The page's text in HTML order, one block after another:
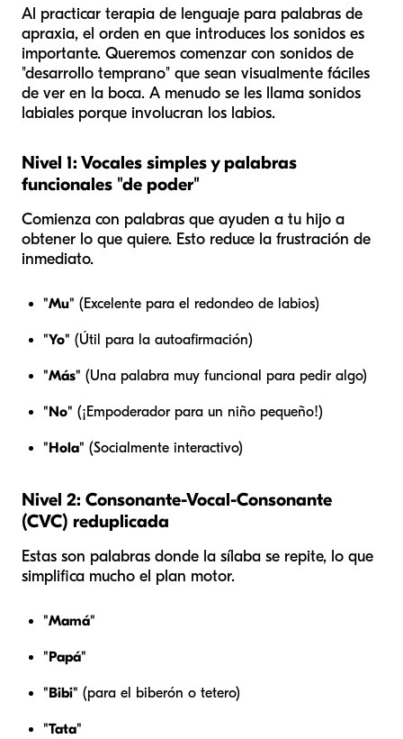
Al practicar terapia de lenguaje para palabras de
apraxia, el orden en que introduces los sonidos es
importante. Queremos comenzar con sonidos de
"desarrollo temprano" que sean visualmente fáciles
de ver en la boca. A menudo se les llama sonidos
labiales porque involucran los labios.
Nivel 1: Vocales simples y palabras
funcionales "de poder"
Comienza con palabras que ayuden a tu hijo a
obtener lo que quiere. Esto reduce la frustración de
inmediato.
"Mu" (Excelente para el redondeo de labios)
"Yo" (Útil para la autoafirmación)
"Más" (Una palabra muy funcional para pedir algo)
"No" (¡Empoderador para un niño pequeño!)
"Hola" (Socialmente interactivo)
Nivel 2: Consonante-Vocal-Consonante
(CVC) reduplicada
Estas son palabras donde la sílaba se repite, lo que
simplifica mucho el plan motor.
"Mamá"
"Papá"
"Bibi" (para el biberón o tetero)
"Tata"